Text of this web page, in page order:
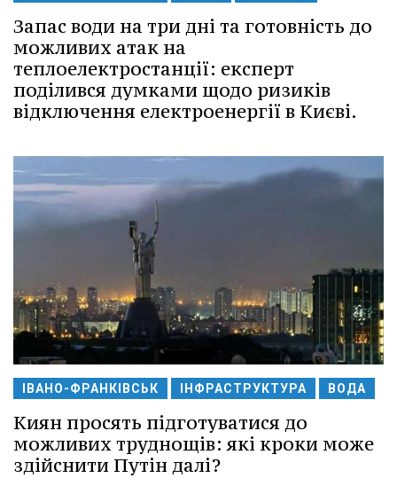
Запас води на три дні та готовність до
можливих атак на
теплоелектростанції: експерт
поділився думками щодо ризиків
відключення електроенергії в Києві.
ІВАНО-ФРАНКІВСЬК ІНФРАСТРУКТУРА ВОДА
Киян просять підготуватися до
можливих труднощів: які кроки може
здійснити Путін далі?